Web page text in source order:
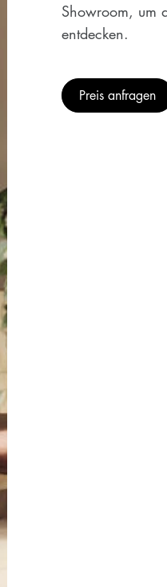
Showroom, um
entdecken.
Preis anfragen